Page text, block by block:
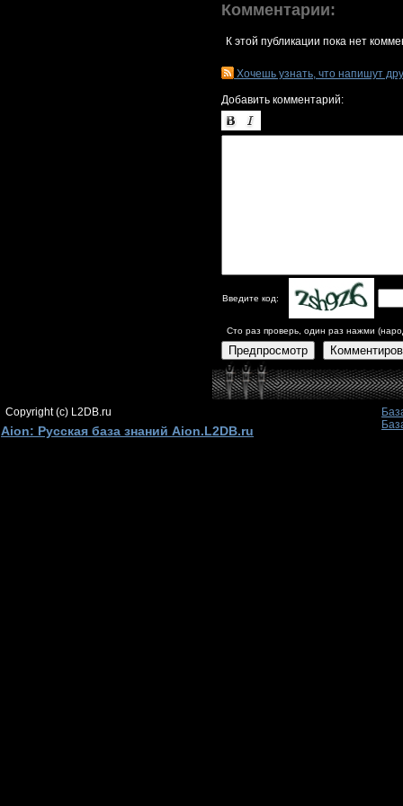
Комментарии:
К этой публикации пока нет
Хочешь узнать, что напишут
Добавить комментарий:
Введите код:
Сто раз проверь, один раз нажми
Предпросмотр
Copyright (c) L2DB.ru
Aion: Русская база знаний Aion.L2DB.ru